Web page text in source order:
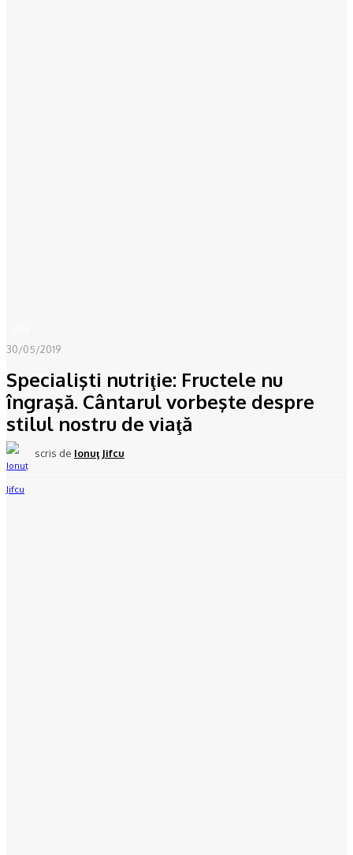
30/05/2019
Specialişti nutriţie: Fructele nu
îngraşă. Cântarul vorbeşte despre
stilul nostru de viaţă
scris de Ionuţ Jifcu